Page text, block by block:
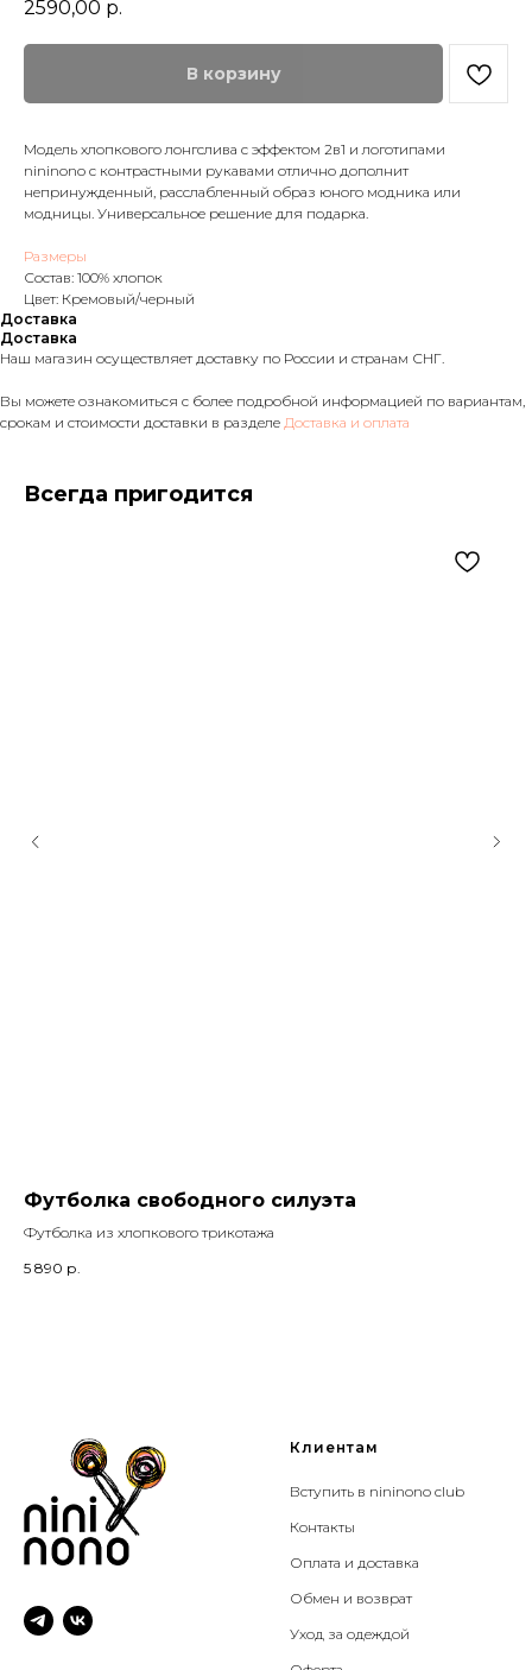
2590,00 р.
В корзину
Модель хлопкового лонгслива с эффектом 2в1 и логотипами
nininono с контрастными рукавами отлично дополнит
непринужденный, расслабленный образ юного модника или
модницы. Универсальное решение для подарка.
Размеры
Состав: 100% хлопок
Цвет: Кремовый/черный
Доставка
Доставка
Наш магазин осуществляет доставку по России и странам СНГ.
Вы можете ознакомиться с более подробной информацией по вариантам,
срокам и стоимости доставки в разделе Доставка и оплата
Всегда пригодится
Футболка свободного силуэта
Футболка из хлопкового трикотажа
5 890 р.
Клиентам
Вступить в nininono club
Контакты
Оплата и доставка
Обмен и возврат
Уход за одеждой